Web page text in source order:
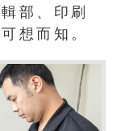
部、印刷
想而知。